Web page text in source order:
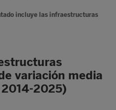
incluye las infraestructuras
variación media
2025)